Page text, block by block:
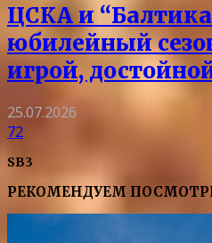
ЦСКА и
юбилейный
игрой,
25.07.2026
72
SB3
РЕКОМЕНДУЕМ